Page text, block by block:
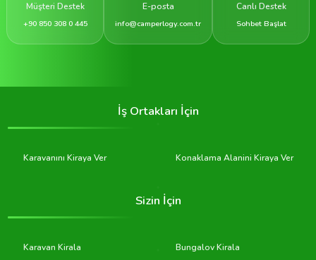
Müşteri Destek
+90 850 308 0 445
E-posta
info@camperlogy.com.tr
Canlı Destek
Sohbet Başlat
İş Ortakları İçin
Karavanını Kiraya Ver Konaklama Alanini Kiraya Ver
Sizin İçin
Karavan Kirala Bungalov Kirala